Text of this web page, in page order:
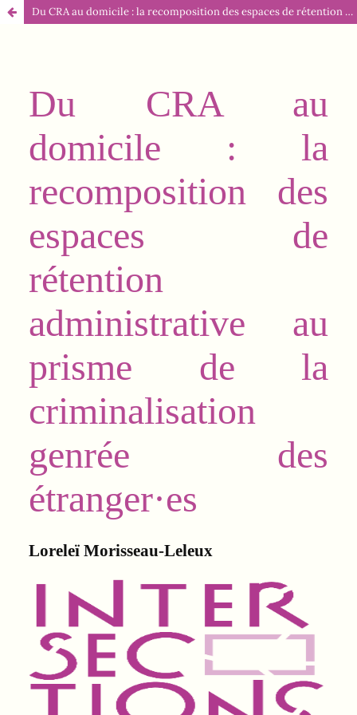
Du CRA au domicile : la recomposition des espaces de rétention administrative au prisme de la criminalisation genrée des étranger·es